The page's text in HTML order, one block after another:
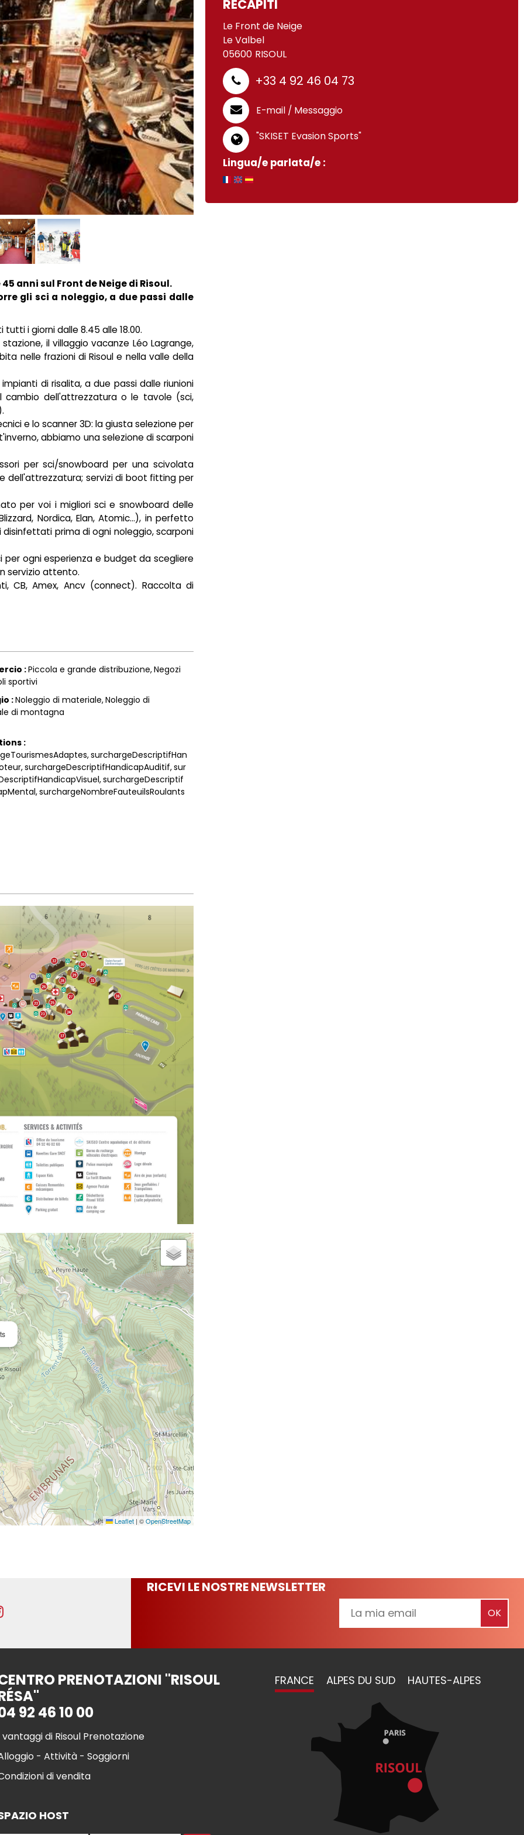
RECAPITI
Le Front de Neige
Le Valbel
05600 RISOUL
+33 4 92 46 04 73
E-mail / Messaggio
"SKISET Evasion Sports"
Lingua/e parlata/e :
anni sul Front de Neige di Risoul.
gli sci a noleggio, a due passi dalle
i giorni dalle 8.45 alle 18.00.
il villaggio vacanze Léo Lagrange,
nelle frazioni di Risoul e nella valle della
di risalita, a due passi dalle riunioni
cambio dell'attrezzatura o le tavole (sci,
e lo scanner 3D: la giusta selezione per
abbiamo una selezione di scarponi
per sci/snowboard per una scivolata
dell'attrezzatura; servizi di boot fitting per
per voi i migliori sci e snowboard delle
Nordica, Elan, Atomic...), in perfetto
prima di ogni noleggio, scarponi
per ogni esperienza e budget da scegliere
servizio attento.
CB, Amex, Ancv (connect). Raccolta di
:Piccola e grande distribuzione Negozi
sportivi
:Noleggio di materiale Noleggio di
di montagna
:
surchargeDescriptifHan
surchargeDescriptifHandicapAuditif sur
surchargeDescriptif
surchargeNombreFauteuilsRoulants
Leaflet | ©OpenStreetMap
RICEVI LE NOSTRE NEWSLETTER
PRENOTAZIONI "RISOUL
92 46 10 00
vantaggi di Risoul Prenotazione
- Attività - Soggiorni
di vendita
HOST
FRANCE ALPES DU SUD HAUTES-ALPES